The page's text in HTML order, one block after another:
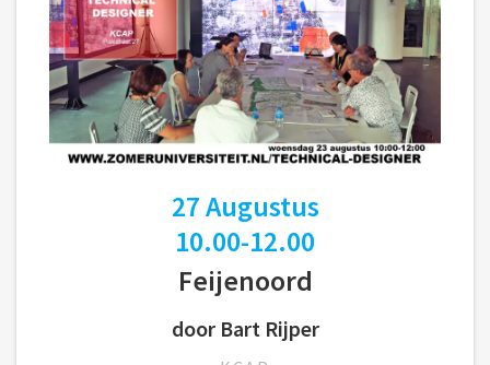
27 Augustus
10.00-12.00
Feijenoord
door Bart Rijper